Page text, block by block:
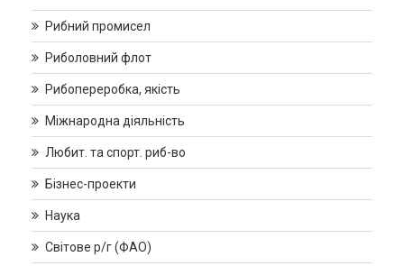
Рибний промисел
Риболовний флот
Рибопереробка, якість
Міжнародна діяльність
Любит. та спорт. риб-во
Бізнес-проекти
Наука
Світове р/г (ФАО)